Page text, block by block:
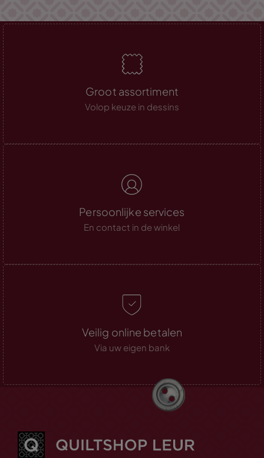
Groot assortiment
Volop keuze in dessins
Persoonlijke services
En contact in de winkel
Veilig online betalen
Via uw eigen bank